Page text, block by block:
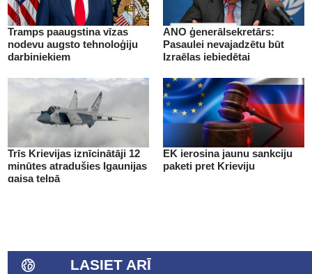
Tramps paaugstina vīzas
nodevu augsto tehnoloģiju
darbiniekiem
ANO ģenerālsekretārs:
Pasaulei nevajadzētu būt
Izraēlas iebiedētai
Trīs Krievijas iznīcinātāji 12
minūtes atradušies Igaunijas
gaisa telpā
EK ierosina jaunu sankciju
paketi pret Krieviju
LASIET ARĪ